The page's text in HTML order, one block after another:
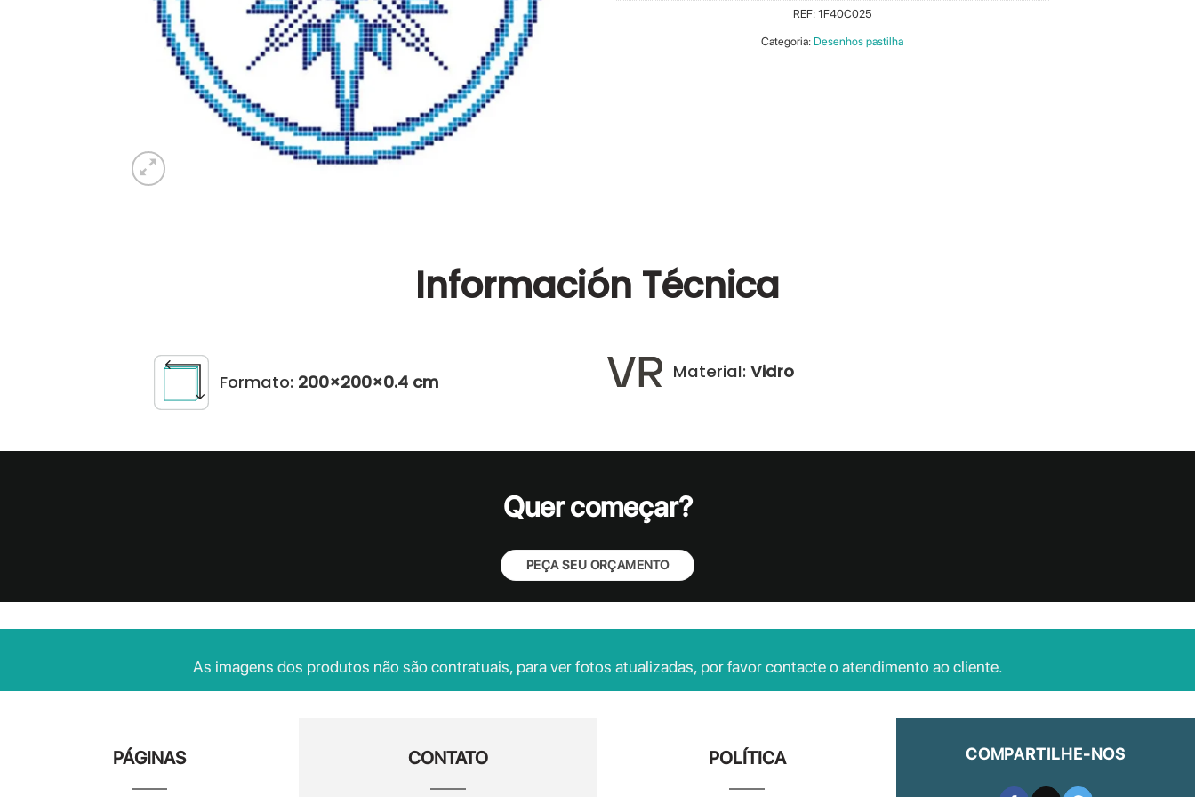
REF:1F40C025
Categoria:Desenhos pastilha
Información Técnica
Formato: 200×200×0.4 cm Material: Vidro
Quer começar?
PEÇA SEU ORÇAMENTO
As imagens dos produtos não são contratuais, para ver fotos atualizadas, por favor contacte o atendimento ao cliente.
PÁGINAS CONTATO POLÍTICA COMPARTILHE-NOS